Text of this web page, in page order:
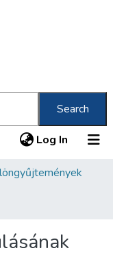
Search
Log In (current)